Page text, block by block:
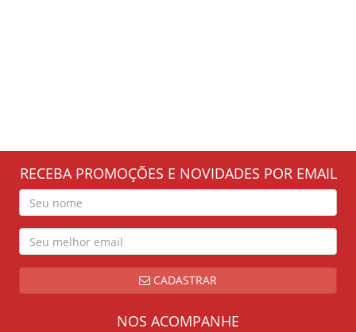
RECEBA PROMOÇÕES E NOVIDADES POR EMAIL
CADASTRAR
NOS ACOMPANHE